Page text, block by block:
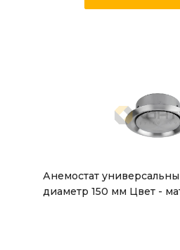
Анемостат
диаметр 150 мм Цвет -